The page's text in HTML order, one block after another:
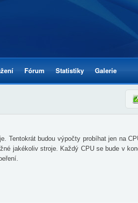
Fórum Statistiky Galerie
Tentokrát budou výpočty probíhat jen na
jakékoliv stroje. Každý CPU se bude v